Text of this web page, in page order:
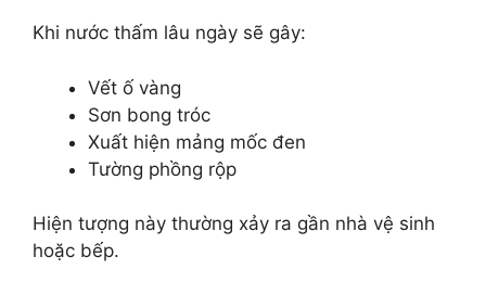
Khi nước thấm lâu ngày sẽ gây:
Vết ố vàng
Sơn bong tróc
Xuất hiện mảng mốc đen
Tường phồng rộp
Hiện tượng này thường xảy ra gần nhà vệ sinh
hoặc bếp.